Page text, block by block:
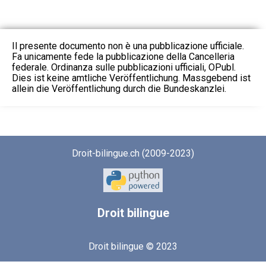
Il presente documento non è una pubblicazione ufficiale.
Fa unicamente fede la pubblicazione della Cancelleria
federale. Ordinanza sulle pubblicazioni ufficiali, OPubl.
Dies ist keine amtliche Veröffentlichung. Massgebend ist
allein die Veröffentlichung durch die Bundeskanzlei.
Droit-bilingue.ch (2009-2023)
Droitbilingue
Droit bilingue © 2023